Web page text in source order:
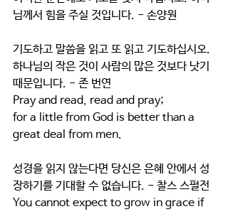
님께서 힘을 주실 것입니다. - 손양원
기도하고 말씀을 읽고 또 읽고 기도하십시오.
하나님의 작은 것이 사람의 많은 것보다 낫기
때문입니다. - 존 번연
Pray and read, read and pray;
for a little from God is better than a
great deal from men.
성경을 읽지 않는다면 당신은 은혜 안에서 성
장하기를 기대할 수 없습니다. - 찰스 스펄전
You cannot expect to grow in grace if